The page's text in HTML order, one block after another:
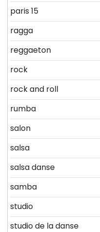
paris 15
ragga
reggaeton
rock
rock and roll
rumba
salon
salsa
salsa danse
samba
studio
studio de la danse